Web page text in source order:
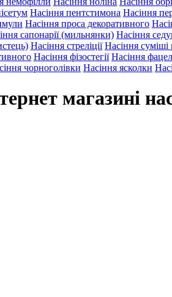
Насіння пентстимона Насіння
Насіння проса декоративного
сапонарії (мильнянки) Насіння
Насіння стреліції Насіння суміші
Насіння фізостегії Насіння
чорноголівки Насіння ясколки
магазині